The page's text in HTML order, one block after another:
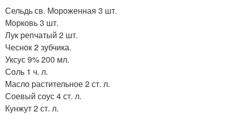
Сельдь св. Мороженная 3 шт.
Морковь 3 шт.
Лук репчатый 2 шт.
Чеснок 2 зубчика.
Уксус 9% 200 мл.
Соль 1 ч. л.
Масло растительное 2 ст. л.
Соевый соус 4 ст. л.
Кунжут 2 ст. л.